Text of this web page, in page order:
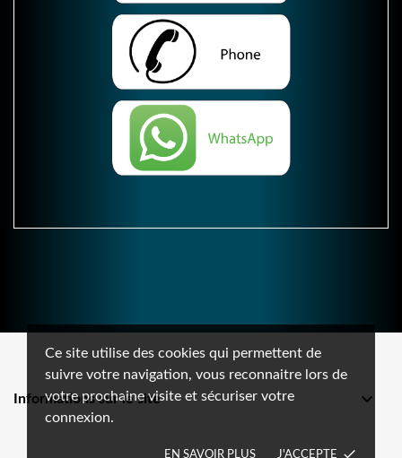
Ce site utilise des cookies qui permettent de
suivre votre navigation, vous reconnaitre lors de
votre prochaine visite et sécuriser votre
connexion.
EN SAVOIR PLUS J'ACCEPTE done
Informations sur le site 